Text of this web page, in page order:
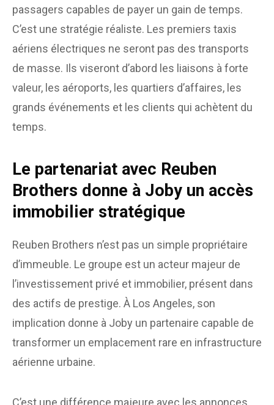
passagers capables de payer un gain de temps.
C’est une stratégie réaliste. Les premiers taxis
aériens électriques ne seront pas des transports
de masse. Ils viseront d’abord les liaisons à forte
valeur, les aéroports, les quartiers d’affaires, les
grands événements et les clients qui achètent du
temps.
Le partenariat avec Reuben
Brothers donne à Joby un accès
immobilier stratégique
Reuben Brothers n’est pas un simple propriétaire
d’immeuble. Le groupe est un acteur majeur de
l’investissement privé et immobilier, présent dans
des actifs de prestige. À Los Angeles, son
implication donne à Joby un partenaire capable de
transformer un emplacement rare en infrastructure
aérienne urbaine.
C’est une différence majeure avec les annonces